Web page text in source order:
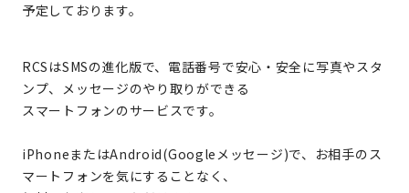
予定しております。
RCSはSMSの進化版で、電話番号で安心・安全に写真やスタ
ンプ、メッセージのやり取りができる
スマートフォンのサービスです。
iPhoneまたはAndroid(Googleメッセージ)で、お相手のス
マートフォンを気にすることなく、